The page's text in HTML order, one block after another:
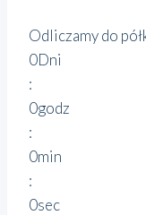
Odliczamy do
0Dni
:
0godz
:
0min
:
0sec